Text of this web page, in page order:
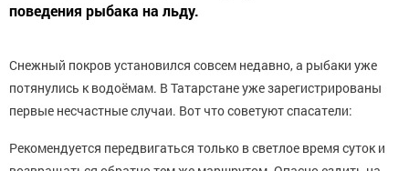
поведения рыбака на льду.
Снежный покров установился совсем недавно, а рыбаки уже
потянулись к водоёмам. В Татарстане уже зарегистрированы
первые несчастные случаи. Вот что советуют спасатели:
Рекомендуется передвигаться только в светлое время суток и